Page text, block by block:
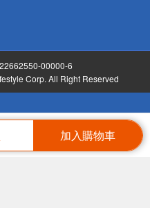
加入購物車
00000-6
Corp. All Right Reserved